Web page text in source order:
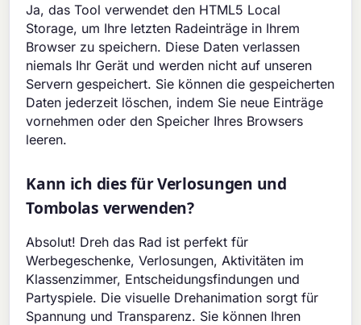
Ja, das Tool verwendet den HTML5 Local
Storage, um Ihre letzten Radeinträge in Ihrem
Browser zu speichern. Diese Daten verlassen
niemals Ihr Gerät und werden nicht auf unseren
Servern gespeichert. Sie können die gespeicherten
Daten jederzeit löschen, indem Sie neue Einträge
vornehmen oder den Speicher Ihres Browsers
leeren.
Kann ich dies für Verlosungen und
Tombolas verwenden?
Absolut! Dreh das Rad ist perfekt für
Werbegeschenke, Verlosungen, Aktivitäten im
Klassenzimmer, Entscheidungsfindungen und
Partyspiele. Die visuelle Drehanimation sorgt für
Spannung und Transparenz. Sie können Ihren